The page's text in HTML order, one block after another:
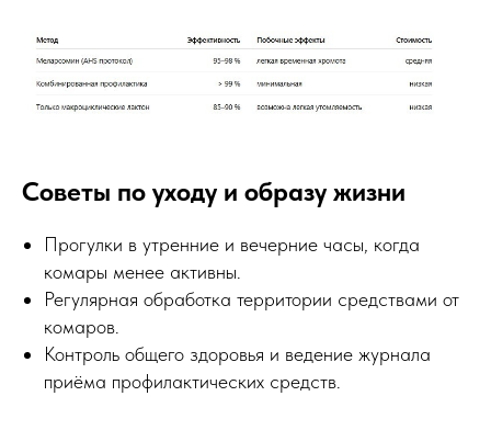
Советы по уходу и образу жизни
Прогулки в утренние и вечерние часы, когда
комары менее активны.
Регулярная обработка территории средствами от
комаров.
Контроль общего здоровья и ведение журнала
приёма профилактических средств.